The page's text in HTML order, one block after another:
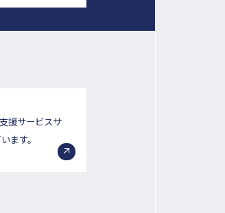
援サービスサ
ます。